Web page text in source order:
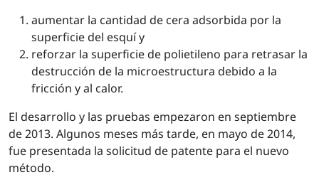
aumentar la cantidad de cera adsorbida por la
superficie del esquí y
reforzar la superficie de polietileno para retrasar la
destrucción de la microestructura debido a la
fricción y al calor.
El desarrollo y las pruebas empezaron en septiembre
de 2013. Algunos meses más tarde, en mayo de 2014,
fue presentada la solicitud de patente para el nuevo
método.